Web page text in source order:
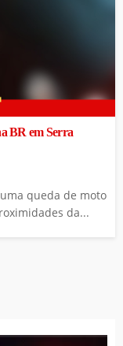
BR em Serra
queda de moto
da...